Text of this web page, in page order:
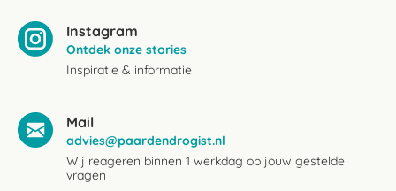
Instagram
Ontdek onze stories
Inspiratie & informatie
Mail
advies@paardendrogist.nl
Wij reageren binnen 1 werkdag op jouw gestelde
vragen